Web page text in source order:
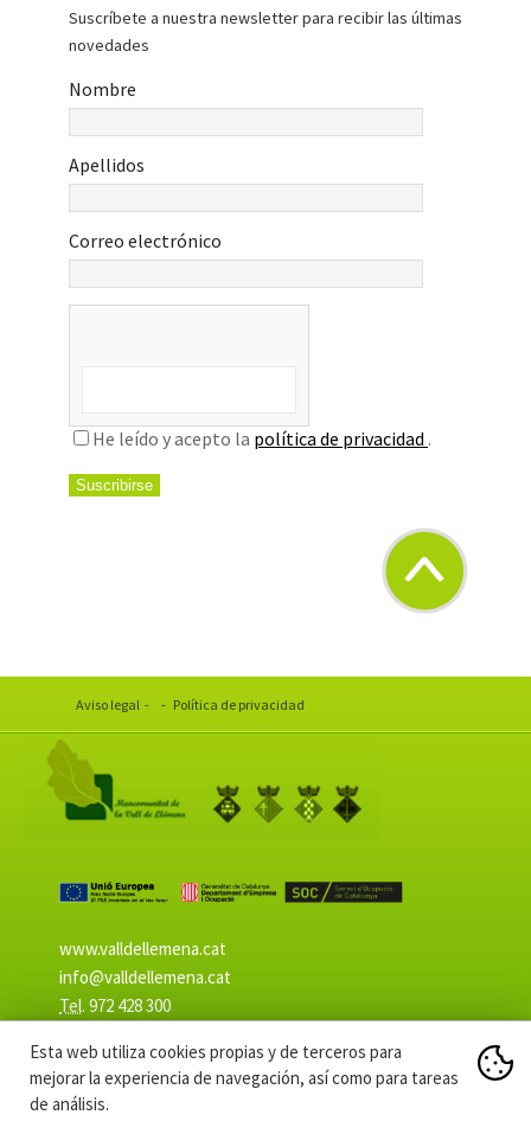
RESTAURANTES
ACTIVIDADES
TRANSPARENCIA
CONTACTO
TRÁMITES
Suscríbete a nuestra newsletter para recibir las últimas
novedades
Nombre
Apellidos
Correo electrónico
He leído y acepto la política de privacidad .
Aviso legal - - Política de privacidad
www.valldellemena.cat
info@valldellemena.cat
Tel. 972 428 300
Programación web: Diseño
Esta web utiliza cookies propias y de terceros para
mejorar la experiencia de navegación, así como para tareas
de análisis.